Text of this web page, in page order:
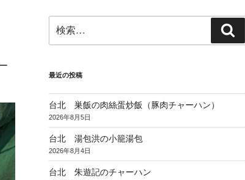
索:
索
最近の投稿
台北 巣飯の肉絲蛋炒飯（豚肉チャーハン）
2026年8月5日
台北 湯包洪の小籠湯包
2026年8月4日
台北 朱遊記のチャーハン